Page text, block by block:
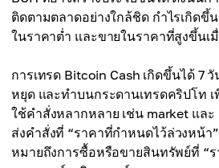
ติดตามตลาดอย่างใกล้ชิด กำไรเกิดขึ้
ในราคาต่ำ และขายในราคาที่สูงขึ้นเ
การเทรด Bitcoin Cash เกิดขึ้นได้ 7
หยุด และทำบนกระดานเทรดคริปโท
ใช้คำสั่งหลากหลาย เช่น market แล
ส่งคำสั่งที่ “ราคาที่กำหนดไว้ล่วงหน้า
หมายถึงการซื้อหรือขายสินทรัพย์ที่ “